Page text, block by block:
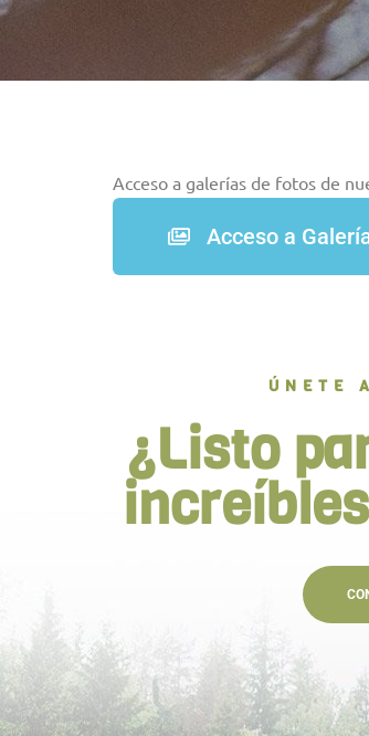
Acceso a galerías de fotos de
Acceso a
ÚNETE
¿Listo